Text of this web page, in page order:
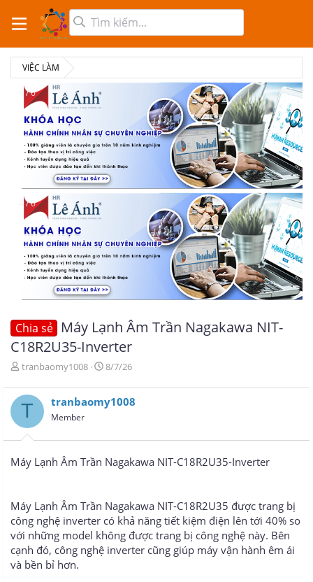
VIỆC LÀM
4 / 6
4 / 6
Chia sẻ
Máy Lạnh Âm Trần Nagakawa NIT-
C18R2U35-Inverter
T
r
e
d
s
a
e
r
tranbaomy1008
N
à
y
i
8/7/26
T tranbaomy1008
Member
Máy Lạnh Âm Trần Nagakawa NIT-C18R2U35-Inverter
Máy Lạnh Âm Trần Nagakawa NIT-C18R2U35 được trang bị
công nghệ inverter có khả năng tiết kiệm điện lên tới 40% so
với những model không được trang bị công nghệ này. Bên
cạnh đó, công nghệ inverter cũng giúp máy vận hành êm ái
và bền bỉ hơn.